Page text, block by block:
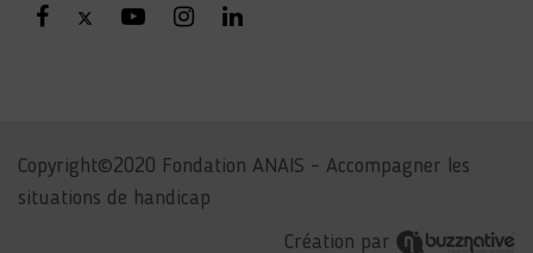
Copyright©2020 Fondation ANAIS – Accompagner les
situations de handicap
Création par